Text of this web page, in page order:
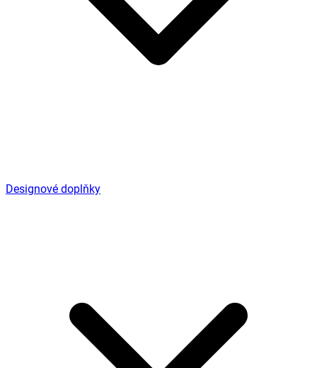
Designové doplňky